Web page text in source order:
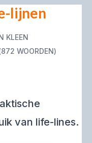
lijnen
KLEEN
WOORDEN)
van life-lines.